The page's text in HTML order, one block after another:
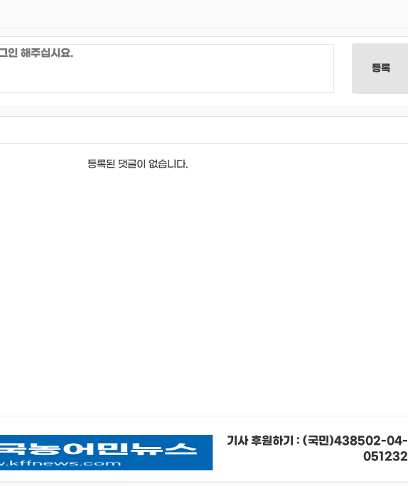
등록
등록된 댓글이 없습니다.
기사 후원하기 : (국민)438502-04-
051232